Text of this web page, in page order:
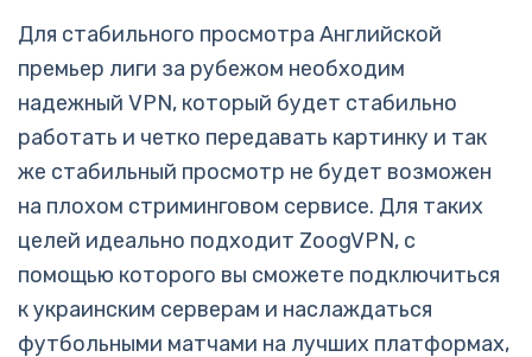
Для стабильного просмотра Английской
премьер лиги за рубежом необходим
надежный VPN, который будет стабильно
работать и четко передавать картинку и так
же стабильный просмотр не будет возможен
на плохом стриминговом сервисе. Для таких
целей идеально подходит ZoogVPN, с
помощью которого вы сможете подключиться
к украинским серверам и наслаждаться
футбольными матчами на лучших платформах,